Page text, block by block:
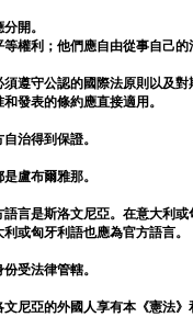
開。
權利；他們應自由從事自己的
遵守公認的國際法原則以及
發表的條約應直接適用。
治得到保證。
盧布爾雅那。
言是斯洛文尼亞。在意大利
或匈牙利語也應為官方語言。
受法律管轄。
尼亞的外國人享有本《憲法